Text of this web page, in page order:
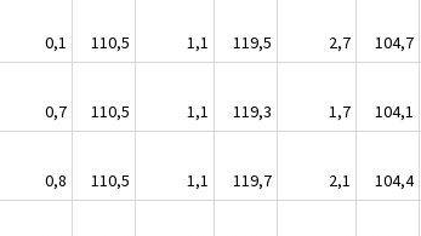
0,1 110,5 1,1 119,5 2,7 104,7
0,7 110,5 1,1 119,3 1,7 104,1
0,8 110,5 1,1 119,7 2,1 104,4